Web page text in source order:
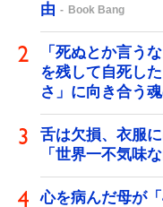
由
Book Bang
「死ぬとか言う
を残して自死し
さ」に向き合う
舌は欠損、衣服
「世界一不気味
心を病んだ母が